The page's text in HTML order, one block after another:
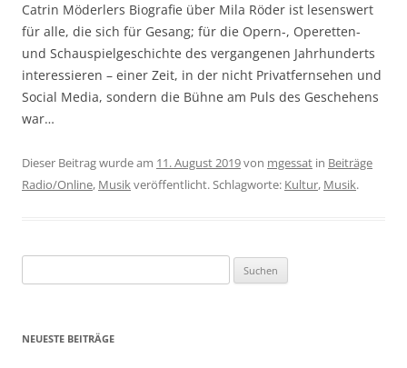
Catrin Möderlers Biografie über Mila Röder ist lesenswert
für alle, die sich für Gesang; für die Opern-, Operetten-
und Schauspielgeschichte des vergangenen Jahrhunderts
interessieren – einer Zeit, in der nicht Privatfernsehen und
Social Media, sondern die Bühne am Puls des Geschehens
war…
Dieser Beitrag wurde am 11. August 2019von mgessat in Beiträge
Radio/Online, Musikveröffentlicht. Schlagworte: Kultur, Musik.
nach:
NEUESTE BEITRÄGE